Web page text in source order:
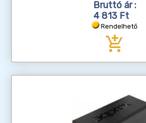
Bruttó ár :
4 813 Ft
Rendelhető
add_shopping_cart